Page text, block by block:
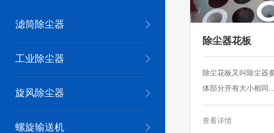
滤筒除尘器
工业除尘器
旋风除尘器
螺旋输送机
除尘器花板
除尘花板又叫除尘器
体部分开有大小相同...
查看详情